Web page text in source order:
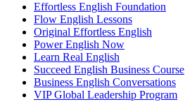
Effortless English Foundation
Flow English Lessons
Original Effortless English
Power English Now
Learn Real English
Succeed English Business Course
Business English Conversations
VIP Global Leadership Program